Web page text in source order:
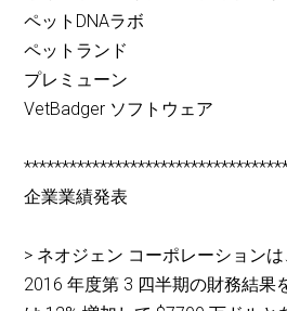
ペットDNAラボ
ペットランド
プレミューン
VetBadger ソフトウェア
企業業績発表
> ネオジェン コーポレーション
2016 年度第 3 四半期の財務結果